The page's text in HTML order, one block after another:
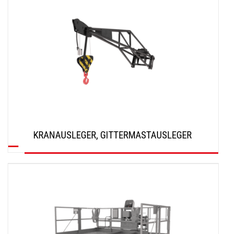
KRANAUSLEGER, GITTERMASTAUSLEGER